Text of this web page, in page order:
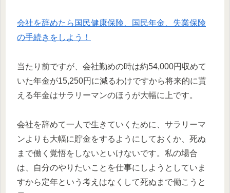
会社を辞めたら国民健康保険、国民年金、失業保険
の手続きをしよう！
当たり前ですが、会社勤めの時は約54,000円収めて
いた年金が15,250円に減るわけですから将来的に貰
える年金はサラリーマンのほうが大幅に上です。
会社を辞めて一人で生きていくために、サラリーマ
ンよりも大幅に貯金をするようにしておくか、死ぬ
まで働く覚悟をしないといけないです。私の場合
は、自分のやりたいことを仕事にしようとしていま
すから定年という考えはなくして死ぬまで働こうと